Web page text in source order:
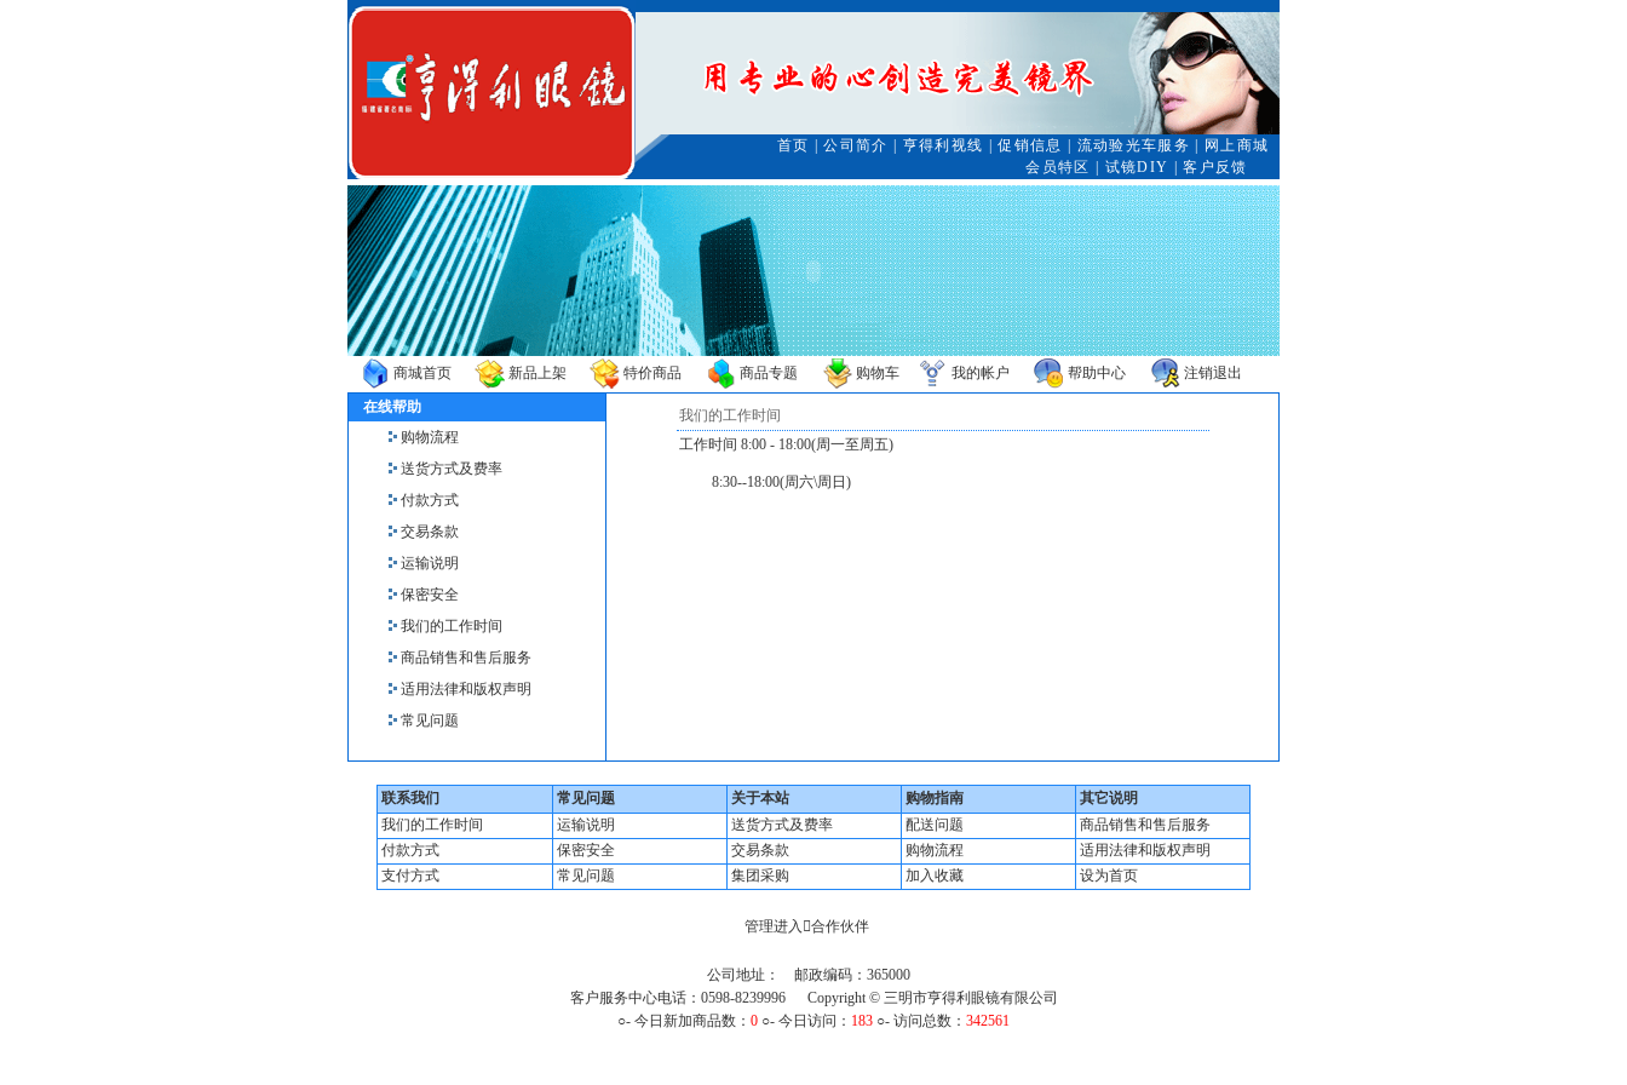
首页 |公司简介 亨得利视线 |促销信息 流动验光车服务
网上商城
会员特区
试镜DIY |客户反馈
商城首页 新品上架 特价商品 商品专题 购物车 我的帐户 帮助中心
注销退出
在线帮助
购物流程
送货方式及费率
付款方式
交易条款
运输说明
保密安全
我们的工作时间
商品销售和售后服务
适用法律和版权声明
常见问题
我们的工作时间
工作时间 8:00 - 18:00(周一至周五)
8:30--18:00(周六\周日)
联系我们 常见问题 关于本站 购物指南
其它说明
我们的工作时间
运输说明 送货方式及费率 配送问题
商品销售和售后服务
付款方式
保密安全 交易条款 购物流程
适用法律和版权声明
支付方式
常见问题 集团采购 加入收藏 设为首页
管理进入 合作伙伴：
公司地址： 邮政编码：365000
客户服务中心电话：0598-8239996 Copyright © 三明市亨得利眼镜有限公司
○- 今日新加商品数： 0 ○- 今日访问： 183 ○- 访问总数： 342561